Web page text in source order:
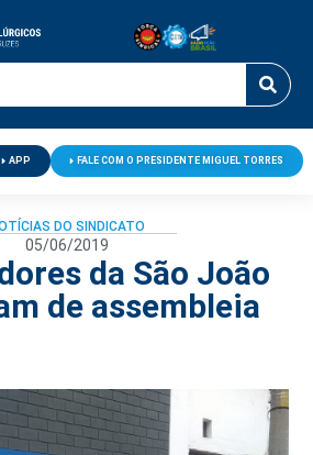
APP FALE COM O PRESIDENTE MIGUEL TORRES
DO SINDICATO
05/06/2019
da São João
de assembleia